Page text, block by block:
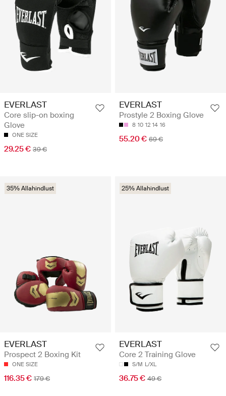
EVERLAST
Core slip-on boxing
Glove
ONE SIZE
29.25 € 39 €
EVERLAST
Prostyle 2 Boxing Glove
8 10 12 14 16
55.20 € 69 €
35% Allahindlust
EVERLAST
Prospect 2 Boxing Kit
ONE SIZE
116.35 € 179 €
25% Allahindlust
EVERLAST
Core 2 Training Glove
S/M L/XL
36.75 € 49 €